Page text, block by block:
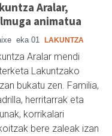
Aralar,
animatua
eka 01 LAKUNTZA
Aralar mendi
Lakuntzako
bukatu zen. Familia,
herritarrak eta
korrikalari
bere zaleak izan